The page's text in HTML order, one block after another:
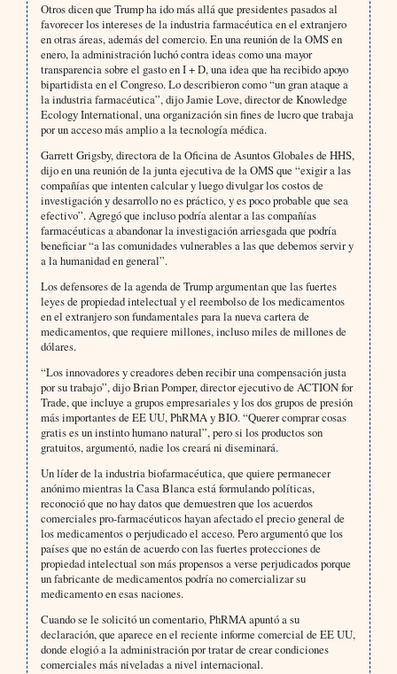
Otros dicen que Trump ha ido más allá que presidentes pasados ​​al
favorecer los intereses de la industria farmacéutica en el extranjero
en otras áreas, además del comercio. En una reunión de la OMS en
enero, la administración luchó contra ideas como una mayor
transparencia sobre el gasto en I + D, una idea que ha recibido apoyo
bipartidista en el Congreso. Lo describieron como “un gran ataque a
la industria farmacéutica”, dijo Jamie Love, director de Knowledge
Ecology International, una organización sin fines de lucro que trabaja
por un acceso más amplio a la tecnología médica.
Garrett Grigsby, directora de la Oficina de Asuntos Globales de HHS,
dijo en una reunión de la junta ejecutiva de la OMS que “exigir a las
compañías que intenten calcular y luego divulgar los costos de
investigación y desarrollo no es práctico, y es poco probable que sea
efectivo”. Agregó que incluso podría alentar a las compañías
farmacéuticas a abandonar la investigación arriesgada que podría
beneficiar “a las comunidades vulnerables a las que debemos servir y
a la humanidad en general”.
Los defensores de la agenda de Trump argumentan que las fuertes
leyes de propiedad intelectual y el reembolso de los medicamentos
en el extranjero son fundamentales para la nueva cartera de
medicamentos, que requiere millones, incluso miles de millones de
dólares.
“Los innovadores y creadores deben recibir una compensación justa
por su trabajo”, dijo Brian Pomper, director ejecutivo de ACTION for
Trade, que incluye a grupos empresariales y los dos grupos de presión
más importantes de EE UU, PhRMA y BIO. “Querer comprar cosas
gratis es un instinto humano natural”, pero si los productos son
gratuitos, argumentó, nadie los creará ni diseminará.
Un líder de la industria biofarmacéutica, que quiere permanecer
anónimo mientras la Casa Blanca está formulando políticas,
reconoció que no hay datos que demuestren que los acuerdos
comerciales pro-farmacéuticos hayan afectado el precio general de
los medicamentos o perjudicado el acceso. Pero argumentó que los
países que no están de acuerdo con las fuertes protecciones de
propiedad intelectual son más propensos a verse perjudicados porque
un fabricante de medicamentos podría no comercializar su
medicamento en esas naciones.
Cuando se le solicitó un comentario, PhRMA apuntó a su
declaración, que aparece en el reciente informe comercial de EE UU,
donde elogió a la administración por tratar de crear condiciones
comerciales más niveladas a nivel internacional.